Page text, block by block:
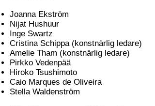
Joanna Ekström
Nijat Hushuur
Inge Swartz
Cristina Schippa (konstnärlig ledare)
Amelie Tham (konstnärlig ledare)
Pirkko Vedenpää
Hiroko Tsushimoto
Caio Marques de Oliveira
Stella Waldenström